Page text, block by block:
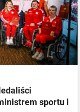
sportu i